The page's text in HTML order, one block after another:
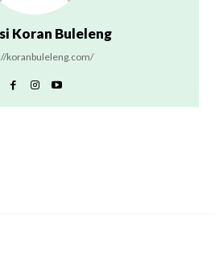
Koran Buleleng
koranbuleleng.com/